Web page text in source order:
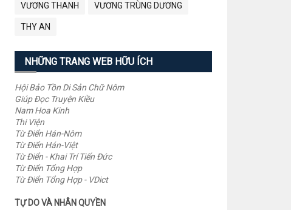
VƯƠNG THANH VƯƠNG TRÙNG DƯƠNG
THY AN
NHỮNG TRANG WEB HỮU ÍCH
Hội Bảo Tồn Di Sản Chữ Nôm
Giúp Đọc Truyện Kiều
Nam Hoa Kinh
Thi Viện
Từ Điển Hán-Nôm
Từ Điển Hán-Việt
Từ Điển - Khai Trí Tiến Đức
Từ Điển Tổng Hợp
Từ Điển Tổng Hợp - VDict
TỰ DO VÀ NHÂN QUYỀN